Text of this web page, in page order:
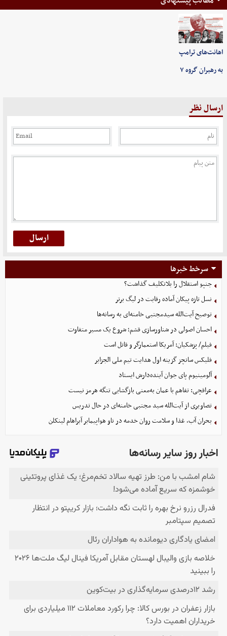
اهانت‌های ترامپ
به رهبران گروه ۷
ارسال نظر
سرخط خبرها
جنپو استقلال را بلاتکلیف گذاشت؟
نسل تازه پیکان آماده رقابت در لیگ برتر
توصیح آیت‌الله سیدمجتبی خامنه‌ای به رسانه‌ها
احسان اصولی در شناورسازی قشم؛ شروع یک مسیر متفاوت
فیلم/ پزشکیان: آمریکا استعمارگر و قاتل است
فلیکس سانچز گزینه اول هدایت تیم ملی الجزایر
آلومینیوم پای جوان آینده‌دارش ایستاد
عراقچی: تفاهم با عمان به‌معنی بازگشایی تنگه هرمز نیست
تصاویری از آیت‌الله سید مجتبی خامنه‌ای در حال تدریس
بحران آب، غذا و سلامت روان خدمه در ناو هواپیمابر آبراهام لینکلن